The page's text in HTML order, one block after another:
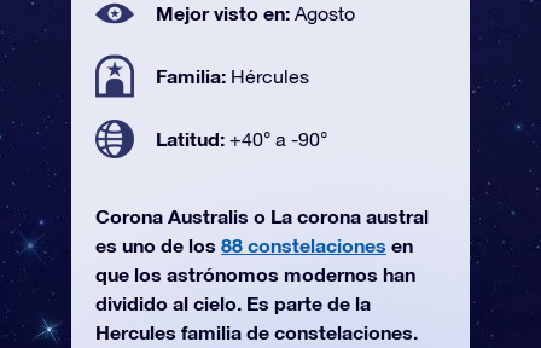
Mejor visto en: Agosto
Familia: Hércules
Latitud: +40° a -90°
Corona Australis o La corona austral
es uno de los 88 constelaciones en
que los astrónomos modernos han
dividido al cielo. Es parte de la
Hercules familia de constelaciones.